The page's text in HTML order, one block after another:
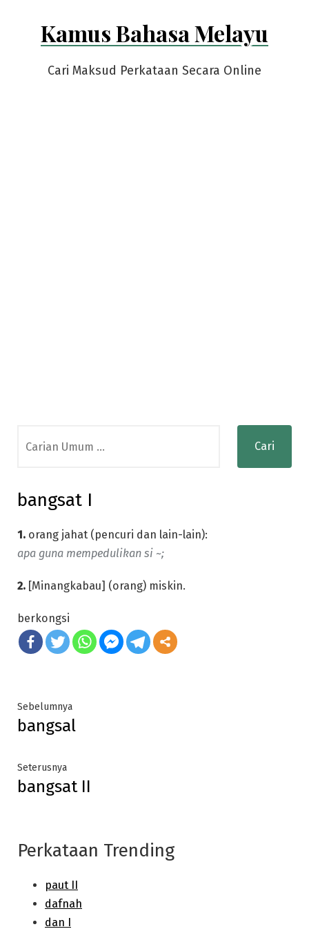
Kamus Bahasa Melayu
Cari Maksud Perkataan Secara Online
for:
bangsat I
1. orang jahat (pencuri dan lain-lain):
apa guna mempedulikan si ~;
2. [Minangkabau] (orang) miskin.
berkongsi
Post
navigation
SebelumnyaPrevious
bangsal
SeterusnyaNext
post:
bangsat II
Perkataan Trending